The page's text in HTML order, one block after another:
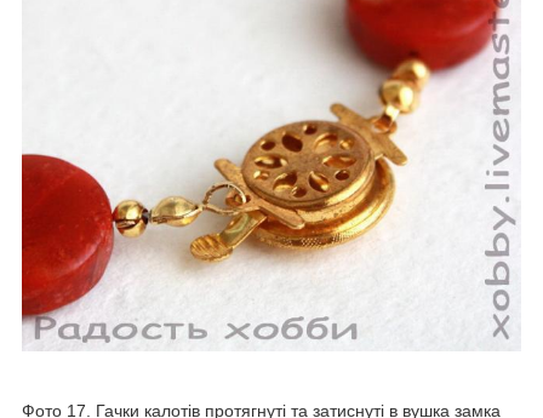
Фото 17. Гачки калотів протягнуті та затиснуті в вушка замка